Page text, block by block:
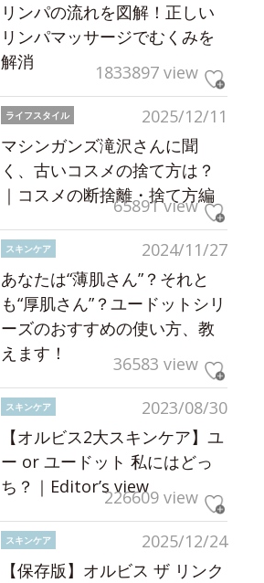
リンパの流れを図解！正しい
リンパマッサージでむくみを
解消
1833897 view
2025/12/11
ライフスタイル
マシンガンズ滝沢さんに聞
く、古いコスメの捨て方は？
｜コスメの断捨離・捨て方編
65891 view
2024/11/27
スキンケア
あなたは“薄肌さん”？それと
も“厚肌さん”？ユードットシリ
ーズのおすすめの使い方、教
えます！
36583 view
2023/08/30
スキンケア
【オルビス2大スキンケア】ユ
ー or ユードット 私にはどっ
ち？｜Editor’s view226609 view
2025/12/24
スキンケア
【保存版】オルビス ザ リンク